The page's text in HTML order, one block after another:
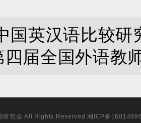
国英汉语比较研
四届全国外语教
研究会 All Rights Reserved湘ICP备